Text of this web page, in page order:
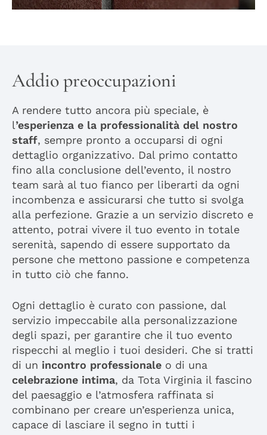
Addio preoccupazioni
A rendere tutto ancora più speciale, è
l’esperienza e la professionalità del nostro
staff, sempre pronto a occuparsi di ogni
dettaglio organizzativo. Dal primo contatto
fino alla conclusione dell’evento, il nostro
team sarà al tuo fianco per liberarti da ogni
incombenza e assicurarsi che tutto si svolga
alla perfezione. Grazie a un servizio discreto e
attento, potrai vivere il tuo evento in totale
serenità, sapendo di essere supportato da
persone che mettono passione e competenza
in tutto ciò che fanno.
Ogni dettaglio è curato con passione, dal
servizio impeccabile alla personalizzazione
degli spazi, per garantire che il tuo evento
rispecchi al meglio i tuoi desideri. Che si tratti
di un incontro professionale o di una
celebrazione intima, da Tota Virginia il fascino
del paesaggio e l’atmosfera raffinata si
combinano per creare un’esperienza unica,
capace di lasciare il segno in tutti i